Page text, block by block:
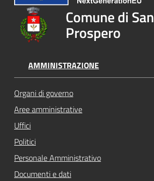
Comune di San
Prospero
AMMINISTRAZIONE
Organi di governo
Aree amministrative
Uffici
Politici
Personale Amministrativo
Documenti e dati